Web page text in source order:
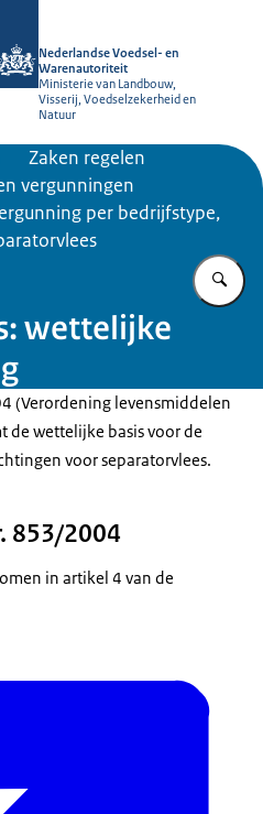
Nederlandse Voedsel- en
Warenautoriteit
Ministerie van Landbouw,
Visserij, Voedselzekerheid en
Natuur
Zaken regelen
vergunningen
per bedrijfstype,
wettelijke
(Verordening levensmiddelen
de wettelijke basis voor de
voor separatorvlees.
853/2004
in artikel 4 van de